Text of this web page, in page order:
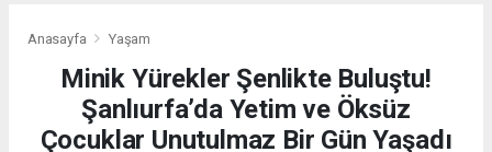
Anasayfa Yaşam
Minik Yürekler Şenlikte Buluştu!
Şanlıurfa’da Yetim ve Öksüz
Çocuklar Unutulmaz Bir Gün Yaşadı